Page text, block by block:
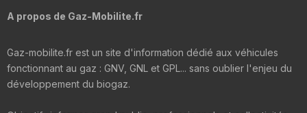
A propos de Gaz-Mobilite.fr
Gaz-mobilite.fr est un site d'information dédié aux véhicules
fonctionnant au gaz : GNV, GNL et GPL... sans oublier l'enjeu du
développement du biogaz.